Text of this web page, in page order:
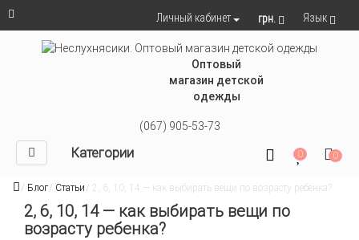
Личный кабинет грн. Язык
Оптовый
магазин детской
одежды
(067) 905-53-73
Категории 0 0
Блог Статьи 2, 6, 10, 14 — как выбирать вещи по возрасту ребенка?
2, 6, 10, 14 — как выбирать вещи по
возрасту ребенка?